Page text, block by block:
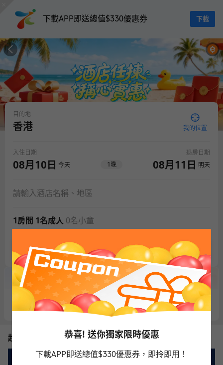
下載APP即送總值$330優惠券 下載
恭喜! 送你獨家限時優惠
下載APP即送總值$330優惠券，即拎即用！
目的地
香港 我的位置
1 晚
入住日期
08月10日 今天
退房日期
08月11日 明天
請輸入酒店名稱、地區
1房間 1名成人 0名小童
搜低價酒店
新客禮包 領取
酒店新客券 HKD80
超值優惠